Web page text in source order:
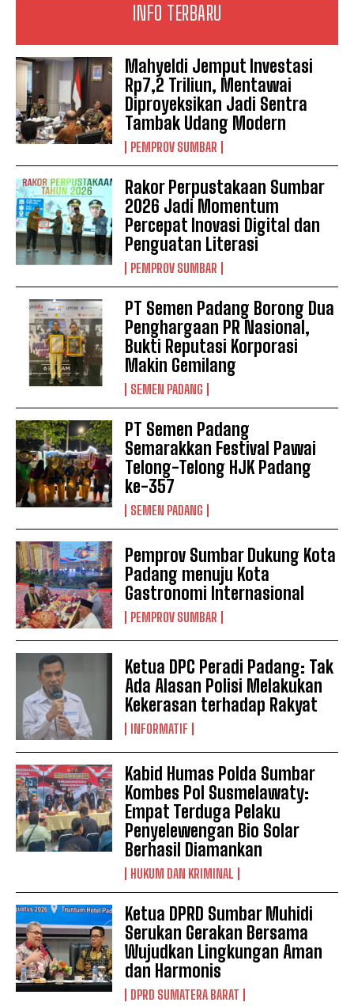
INFO TERBARU
Mahyeldi Jemput Investasi
Rp7,2 Triliun, Mentawai
Diproyeksikan Jadi Sentra
Tambak Udang Modern
PEMPROV SUMBAR
Rakor Perpustakaan Sumbar
2026 Jadi Momentum
Percepat Inovasi Digital dan
Penguatan Literasi
PEMPROV SUMBAR
PT Semen Padang Borong Dua
Penghargaan PR Nasional,
Bukti Reputasi Korporasi
Makin Gemilang
SEMEN PADANG
PT Semen Padang
Semarakkan Festival Pawai
Telong-Telong HJK Padang
ke-357
SEMEN PADANG
Pemprov Sumbar Dukung Kota
Padang menuju Kota
Gastronomi Internasional
PEMPROV SUMBAR
Ketua DPC Peradi Padang: Tak
Ada Alasan Polisi Melakukan
Kekerasan terhadap Rakyat
INFORMATIF
Kabid Humas Polda Sumbar
Kombes Pol Susmelawaty:
Empat Terduga Pelaku
Penyelewengan Bio Solar
Berhasil Diamankan
HUKUM DAN KRIMINAL
Ketua DPRD Sumbar Muhidi
Serukan Gerakan Bersama
Wujudkan Lingkungan Aman
dan Harmonis
DPRD SUMATERA BARAT